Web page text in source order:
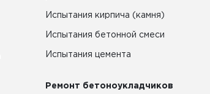
Испытания кирпича (камня)
Испытания бетонной смеси
Испытания цемента
Ремонт бетоноукладчиков